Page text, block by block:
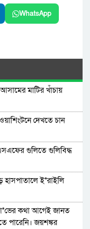
WhatsApp
মাটির খাঁচায়
দেখতে চান
গুলিতে গুলিবিদ্ধ
হাসপাতালে ই*রাইলি
কথা আগেই জানত
পারেনি। জয়শঙ্কর